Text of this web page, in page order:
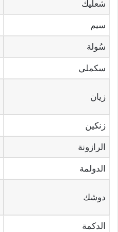
شعليك
سيم
سُولة
سكملي
زيان
زنكين
الرازونة
الدولمة
دوشك
الدكمة